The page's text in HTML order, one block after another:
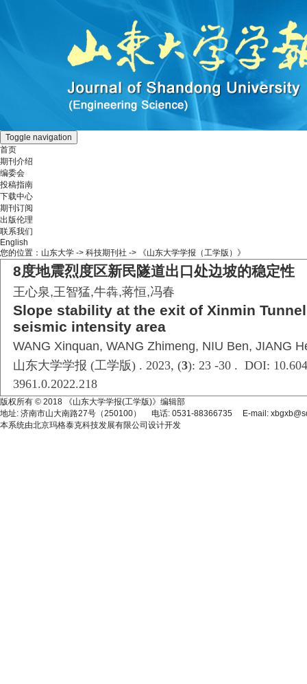
Toggle navigation
首页
期刊介绍
编委会
投稿指南
下载中心
期刊订阅
出版伦理
联系我们
English
您的位置： 山东大学 -> 科技期刊社 -> 《山东大学学报（工学版）》
8度地震烈度区新民隧道出口处边坡的稳定性
王心泉,王智猛,牛犇,蒋恒,冯春
Slope stability at the exit of Xinmin
seismic intensity area
WANG Xinquan, WANG Zhimeng, NIU Ben, JIANG
山东大学学报 (工学版) . 2023, (3): 23 -30 . DOI:
3961.0.2022.218
版权所有 © 2018 《山东大学学报(工学版)》编辑部
地址: 济南市山大南路27号（250100） 电话: 0531-88366735 E-mail:
本系统由北京玛格泰克科技发展有限公司 设计开发